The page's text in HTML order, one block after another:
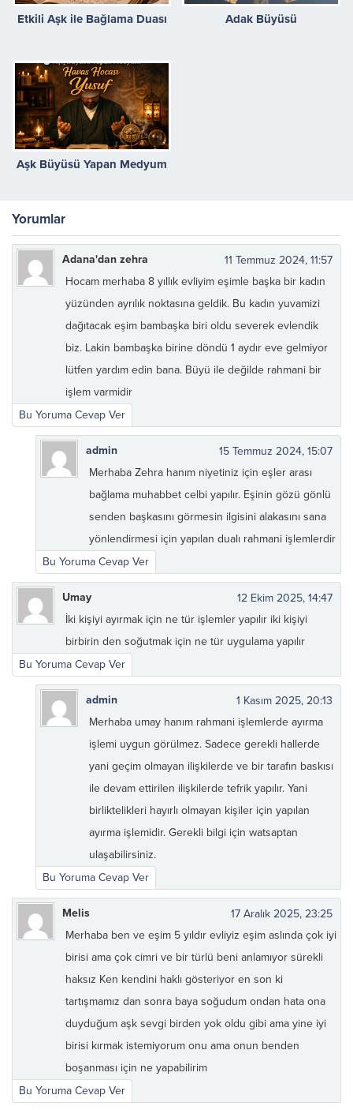
Etkili Aşk ile Bağlama Duası Adak Büyüsü
Aşk Büyüsü Yapan Medyum
Yorumlar
Adana'dan zehra
11 Temmuz 2024, 11:57
Hocam merhaba 8 yıllık evliyim eşimle başka bir kadın
yüzünden ayrılık noktasına geldik. Bu kadın yuvamizi
dağıtacak eşim bambaşka biri oldu severek evlendik
biz. Lakin bambaşka birine döndü 1 aydır eve gelmiyor
lütfen yardım edin bana. Büyü ile değilde rahmani bir
işlem varmidir
Bu Yoruma Cevap Ver
admin
15 Temmuz 2024, 15:07
Merhaba Zehra hanım niyetiniz için eşler arası
bağlama muhabbet celbi yapılır. Eşinin gözü gönlü
senden başkasını görmesin ilgisini alakasını sana
yönlendirmesi için yapılan dualı rahmani işlemlerdir
Bu Yoruma Cevap Ver
Umay
12 Ekim 2025, 14:47
İki kişiyi ayırmak için ne tür işlemler yapılır iki kişiyi
birbirin den soğutmak için ne tür uygulama yapılır
Bu Yoruma Cevap Ver
admin
1 Kasım 2025, 20:13
Merhaba umay hanım rahmani işlemlerde ayırma
işlemi uygun görülmez. Sadece gerekli hallerde
yani geçim olmayan ilişkilerde ve bir tarafın baskısı
ile devam ettirilen ilişkilerde tefrik yapılır. Yani
birliktelikleri hayırlı olmayan kişiler için yapılan
ayırma işlemidir. Gerekli bilgi için watsaptan
ulaşabilirsiniz.
Bu Yoruma Cevap Ver
Melis
17 Aralık 2025, 23:25
Merhaba ben ve eşim 5 yıldır evliyiz eşim aslında çok iyi
birisi ama çok cimri ve bir türlü beni anlamıyor sürekli
haksız Ken kendini haklı gösteriyor en son ki
tartışmamız dan sonra baya soğudum ondan hata ona
duyduğum aşk sevgi birden yok oldu gibi ama yine iyi
birisi kırmak istemiyorum onu ama onun benden
boşanması için ne yapabilirim
Bu Yoruma Cevap Ver